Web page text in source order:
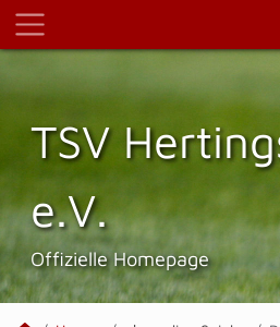
TSV
e.V.
Offizielle Homepage